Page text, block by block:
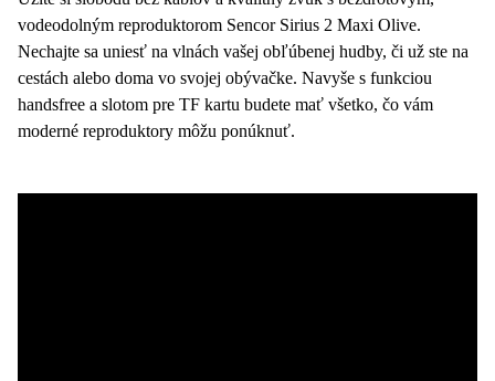
vodeodolným reproduktorom Sencor Sirius 2 Maxi Olive.
Nechajte sa uniesť na vlnách vašej obľúbenej hudby, či už ste na
cestách alebo doma vo svojej obývačke. Navyše s funkciou
handsfree a slotom pre TF kartu budete mať všetko, čo vám
moderné reproduktory môžu ponúknuť.